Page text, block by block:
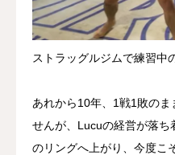
ストラッグルジムで練習中
あれから10年、1戦1敗の
せんが、Lucuの経営が落ち
のリングへ上がり、今度こ